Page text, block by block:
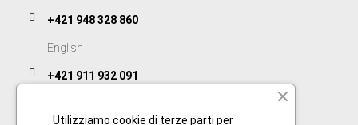
+421 948 328 860
English
+421 911 932 091
Utilizziamo cookie di terze parti per